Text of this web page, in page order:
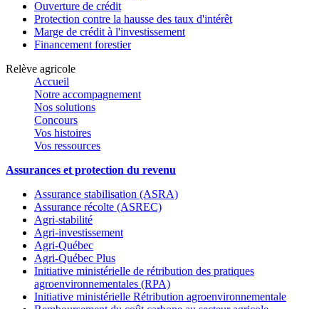
Ouverture de crédit
Protection contre la hausse des taux d'intérêt
Marge de crédit à l'investissement
Financement forestier
Relève agricole
Accueil
Notre accompagnement
Nos solutions
Concours
Vos histoires
Vos ressources
Assurances et protection du revenu
Assurance stabilisation (ASRA)
Assurance récolte (ASREC)
Agri-stabilité
Agri-investissement
Agri-Québec
Agri-Québec Plus
Initiative ministérielle de rétribution des pratiques
agroenvironnementales (RPA)
Initiative ministérielle Rétribution agroenvironnementale